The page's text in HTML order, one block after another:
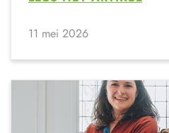
11 mei 2026